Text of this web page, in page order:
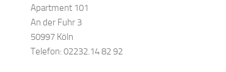
Apartment 101
An der Fuhr 3
50997 Köln
Telefon: 02232.14 82 92